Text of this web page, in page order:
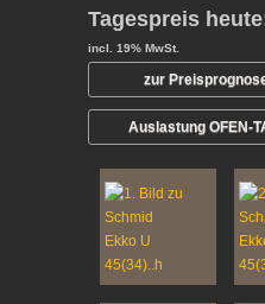
Tagespreis
incl. 19% MwSt.
zur
Auslastung OFEN-